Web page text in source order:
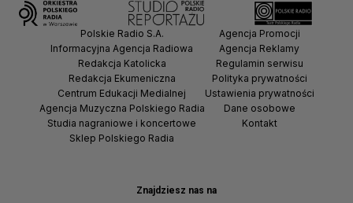
Znajdziesz nas na
Polskie Radio S.A.
Informacyjna Agencja Radiowa
Redakcja Katolicka
Redakcja Ekumeniczna
Centrum Edukacji Medialnej
Agencja Muzyczna Polskiego Radia
Studia nagraniowe i koncertowe
Sklep Polskiego Radia
Agencja Promocji
Agencja Reklamy
Regulamin serwisu
Polityka prywatności
Ustawienia prywatności
Dane osobowe
Kontakt